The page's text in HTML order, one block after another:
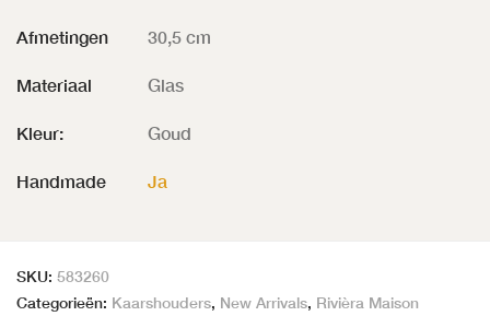
Afmetingen 30,5 cm
Materiaal Glas
Kleur: Goud
Handmade Ja
SKU: 583260
Categorieën: Kaarshouders, New Arrivals, Rivièra Maison